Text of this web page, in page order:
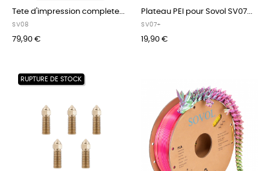
Tete d'impression complete...
SV08
79,90 €
Plateau PEI pour Sovol SV07...
SV07+
19,90 €
RUPTURE DE STOCK